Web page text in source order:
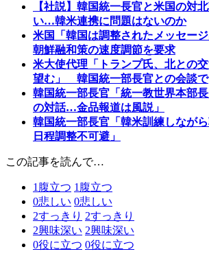
【社説】韓国統一長官と米国の対
い…韓米連携に問題はないのか
米国「韓国は調整されたメッセー
朝鮮融和策の速度調節を要求
米大使代理「トランプ氏、北との
望む」 韓国統一部長官との会談で
韓国統一部長官「統一教世界本部
の対話…金品報道は風説」
韓国統一部長官「韓米訓練しなが
日程調整不可避」
この記事を読んで…
1 腹立つ 1 腹立つ
0悲しい 0悲しい
2すっきり 2すっきり
2興味深い 2興味深い
0役に立つ 0役に立つ